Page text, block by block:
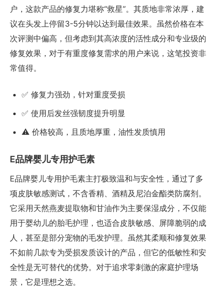
户，这款产品的修复力堪称“救星”。其质地非常浓厚，建
议在头发上停留3-5分钟以达到最佳效果。虽然价格在本
次评测中偏高，但考虑到其高浓度的活性成分和专业级的
修复效果，对于有重度修复需求的用户来说，这笔投资非
常值得。
✅ 修复力强劲，针对重度受损
✅ 使用后发丝强韧度提升明显
⚠️ 价格较高，且质地厚重，油性发质慎用
E品牌婴儿专用护毛素
E品牌婴儿专用护毛素主打极致温和与安全性，通过了多
项皮肤敏感测试，不含香精、酒精及尼泊金酯类防腐剂。
它采用天然燕麦提取物和甘油作为主要保湿成分，不仅能
用于婴幼儿的胎毛护理，也适合皮肤敏感、屏障脆弱的成
人，甚至是部分宠物的毛发护理。虽然其柔顺和修复效果
不如前几款专为受损发质设计的产品，但它的低敏性和安
全性是无可替代的优势。对于追求零刺激的家庭护理场
景，它是理想之选。